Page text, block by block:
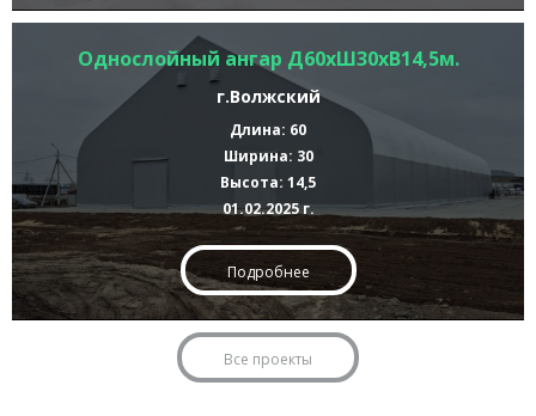
Однослойный ангар Д60хШ30хВ14,5м.
г.Волжский
Длина: 60
Ширина: 30
Высота: 14,5
01.02.2025 г.
Подробнее
Все проекты